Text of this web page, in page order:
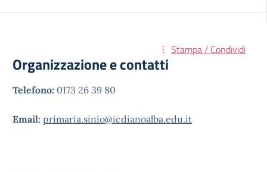
Stampa / Condividi
Organizzazione e contatti
Telefono: 0173 26 39 80
Email: primaria.sinio@icdianoalba.edu.it